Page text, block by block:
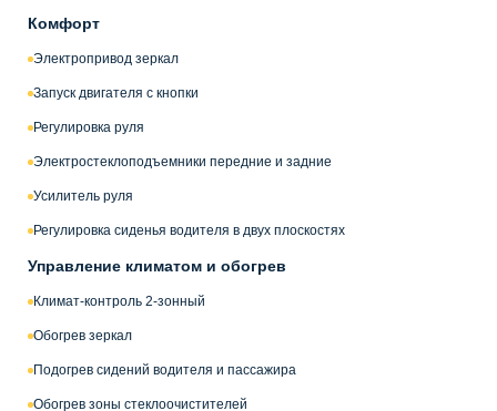
Комфорт
Электропривод зеркал
Запуск двигателя с кнопки
Регулировка руля
Электростеклоподъемники передние и задние
Усилитель руля
Регулировка сиденья водителя в двух плоскостях
Управление климатом и обогрев
Климат-контроль 2-зонный
Обогрев зеркал
Подогрев сидений водителя и пассажира
Обогрев зоны стеклоочистителей